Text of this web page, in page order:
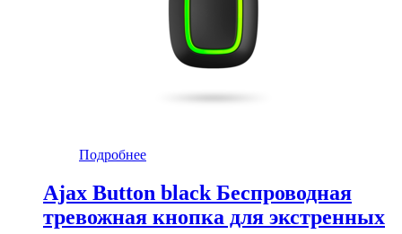
Подробнее
Ajax Button black Беспроводная
тревожная кнопка для экстренных